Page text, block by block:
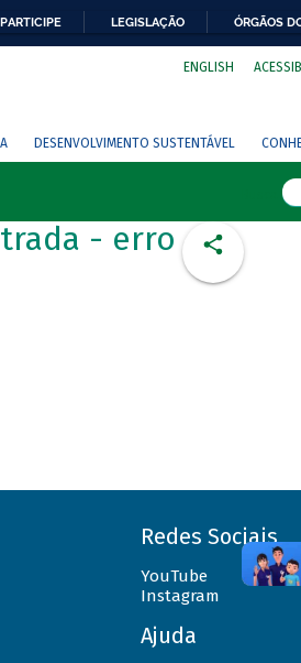
PARTICIPE LEGISLAÇÃO ÓRGÃOS
ENGLISH
DESENVOLVIMENTO SUSTENTÁVEL
- erro
Redes Sociais
YouTube
Instagram
Ajuda